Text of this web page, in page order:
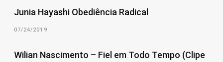
Junia Hayashi Obediência Radical
07/24/2019
Wilian Nascimento – Fiel em Todo Tempo (Clipe